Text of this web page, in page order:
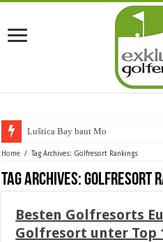
Luštica Bay baut Monteneg
Home / Tag Archives: Golfresort Rankings
Tag Archives:Golfresort
Besten Golfresorts
Golfresort unter Top